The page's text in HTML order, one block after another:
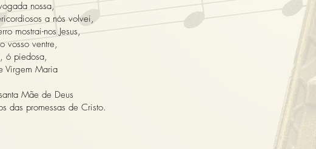
nossa,
a nós volvei,
mostrai-nos Jesus,
vosso ventre,
ó piedosa,
Virgem Maria
Mãe de Deus
das promessas de Cristo.